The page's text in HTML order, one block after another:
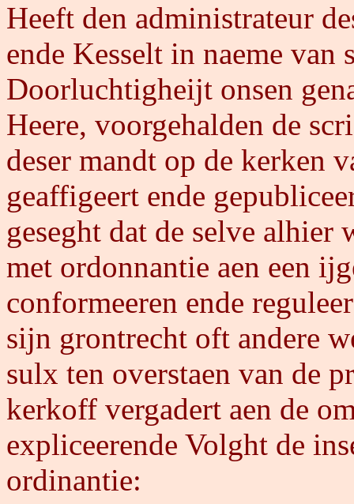
Heeft den administrateur
ende Kesselt in naeme
Doorluchtigheijt onsen
Heere, voorgehalden de
deser mandt op de kerken
geaffigeert ende
geseght dat de selve alhier
met ordonnantie aen een
conformeeren ende
sijn grontrecht oft andere
sulx ten overstaen van de
kerkoff vergadert aen de
expliceerende Volght de
ordinantie: